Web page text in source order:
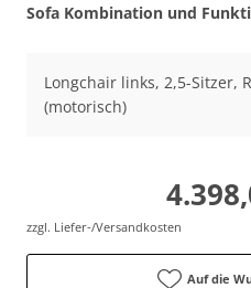
Sofa Kombination und
Longchair links, 2,5-Sitzer,
(motorisch)
zzgl. Liefer-/Versandkosten
Auf die